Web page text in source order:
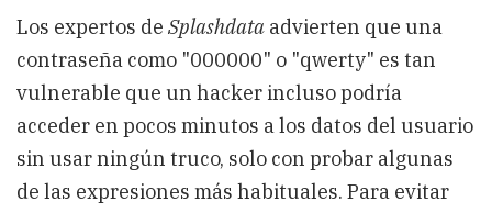
Los expertos de Splashdata advierten que una
contraseña como "000000" o "qwerty" es tan
vulnerable que un hacker incluso podría
acceder en pocos minutos a los datos del usuario
sin usar ningún truco, solo con probar algunas
de las expresiones más habituales. Para evitar